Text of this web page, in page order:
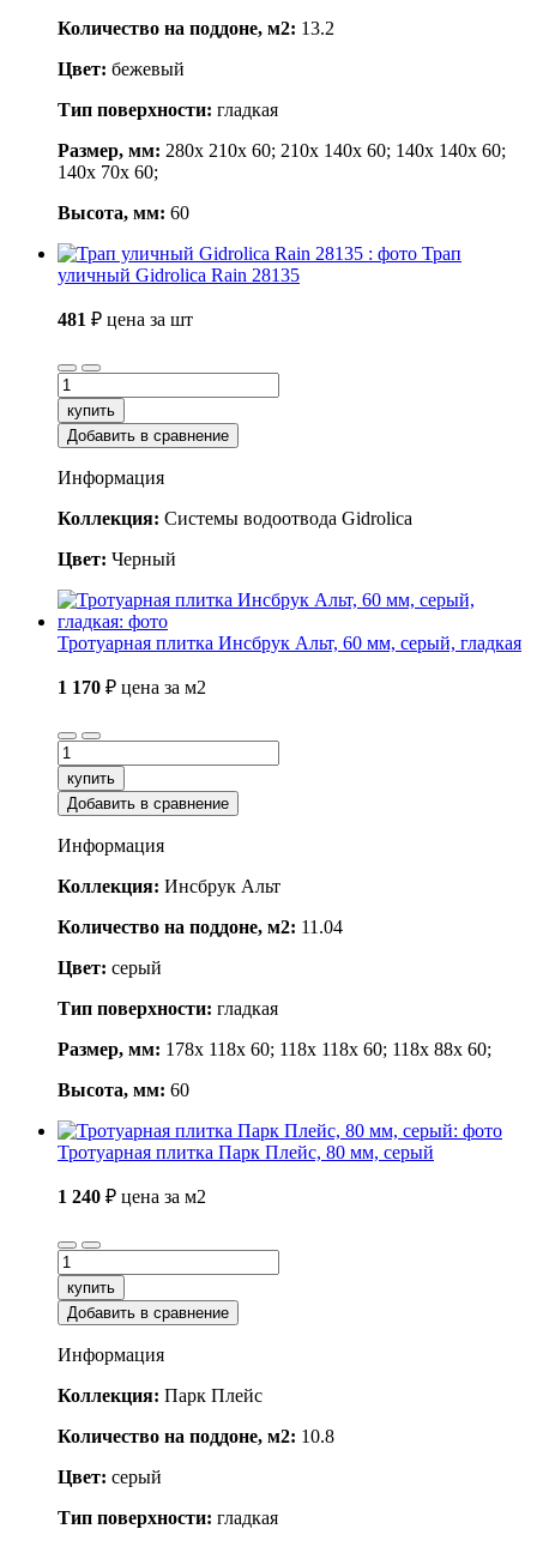
Количество на поддоне, м2: 13.2
Цвет: бежевый
Тип поверхности: гладкая
Размер, мм: 280x 210x 60; 210x 140x 60; 140x 140x 60;
140x 70x 60;
Высота, мм: 60
Трап
уличный Gidrolica Rain 28135
481 ₽ цена за шт
купить
Добавить в сравнение
Информация
Коллекция: Системы водоотвода Gidrolica
Цвет: Черный
Тротуарная плитка Инсбрук Альт, 60 мм, серый, гладкая
1 170 ₽ цена за м2
купить
Добавить в сравнение
Информация
Коллекция: Инсбрук Альт
Количество на поддоне, м2: 11.04
Цвет: серый
Тип поверхности: гладкая
Размер, мм: 178x 118x 60; 118x 118x 60; 118x 88x 60;
Высота, мм: 60
Тротуарная плитка Парк Плейс, 80 мм, серый
1 240 ₽ цена за м2
купить
Добавить в сравнение
Информация
Коллекция: Парк Плейс
Количество на поддоне, м2: 10.8
Цвет: серый
Тип поверхности: гладкая